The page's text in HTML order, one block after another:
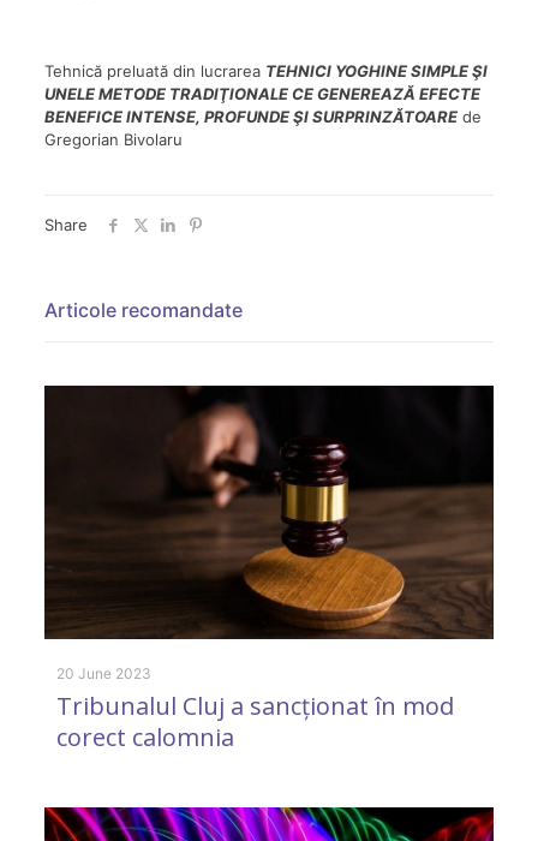
Tehnică preluată din lucrarea TEHNICI YOGHINE SIMPLE ŞI
UNELE METODE TRADIŢIONALE CE GENEREAZĂ EFECTE
BENEFICE INTENSE, PROFUNDE ŞI SURPRINZĂTOAREde
Gregorian Bivolaru
Share
Articole recomandate
20 June 2023
Tribunalul Cluj a sancționat în mod
corect calomnia